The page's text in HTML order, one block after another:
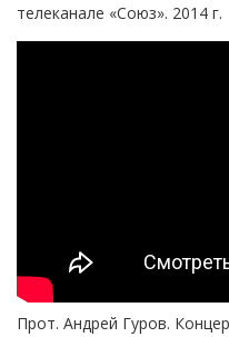
телеканале «Союз». 2014 г.
Прот. Андрей Гуров.